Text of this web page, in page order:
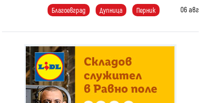
Благоевград Дупница Перник 06 авг